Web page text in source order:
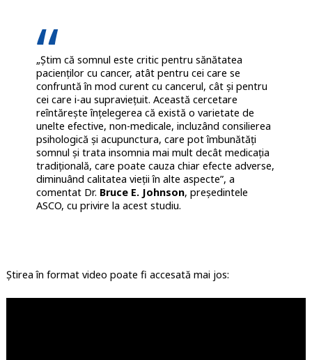
„Știm că somnul este critic pentru sănătatea
pacienților cu cancer, atât pentru cei care se
confruntă în mod curent cu cancerul, cât și pentru
cei care i-au supraviețuit. Această cercetare
reîntărește înțelegerea că există o varietate de
unelte efective, non-medicale, incluzând consilierea
psihologică și acupunctura, care pot îmbunătăți
somnul și trata insomnia mai mult decât medicația
tradițională, care poate cauza chiar efecte adverse,
diminuând calitatea vieții în alte aspecte”, a
comentat Dr. Bruce E. Johnson, președintele
ASCO, cu privire la acest studiu.
Știrea în format video poate fi accesată mai jos: